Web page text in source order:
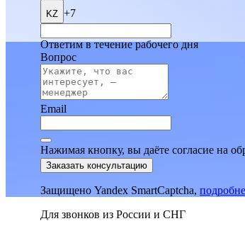
KZ +7
Ответим в течение рабочего дня
Вопрос
Email
Нажимая кнопку, вы даёте согласие на
Заказать консультацию
Защищено Yandex SmartCaptcha,
Для звонков из России и СНГ